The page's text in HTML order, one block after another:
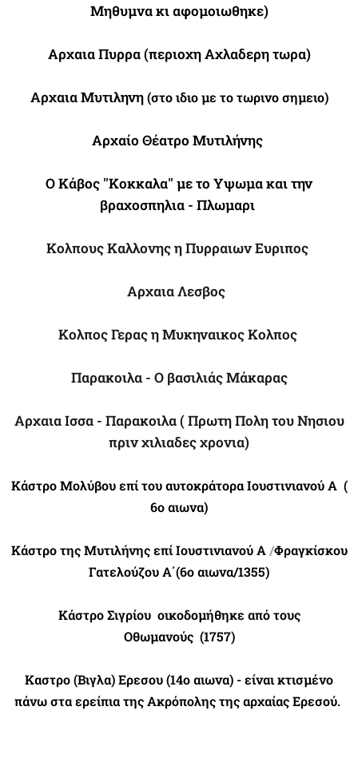
Μηθυμνα κι αφομοιωθηκε)
Αρχαια Πυρρα (περιοχη Αχλαδερη τωρα)
Αρχαια Μυτιληνη(στο ιδιο με το τωρινο σημειο)
Αρχαίο Θέατρο Μυτιλήνης
Ο Κάβος ''Κοκκαλα'' με το Υψωμα και την
βραχοσπηλια - Πλωμαρι
Κολπους Καλλονης η Πυρραιων Ευριπος
Αρχαια Λεσβος
Κολπος Γερας η Μυκηναικος Κολπος
Παρακοιλα - Ο βασιλιάς Μάκαρας
Αρχαια Ισσα - Παρακοιλα ( Πρωτη Πολη του Νησιου
πριν χιλιαδες χρονια)
Kάστρο Μολύβουεπί του αυτοκράτορα Ιουστινιανού Α (
6ο αιωνα)
Κάστρο της Μυτιλήνηςεπί Ιουστινιανού Α /Φραγκίσκου
Γατελούζου Α΄(6ο αιωνα/1355)
Κάστρο Σιγρίου οικοδομήθηκε από τους
Οθωμανούς (1757)
Καστρο (Βιγλα) Ερεσου (14o αιωνα) -είναι κτισμένο
πάνω στα ερείπια της Ακρόπολης της αρχαίας Ερεσού.